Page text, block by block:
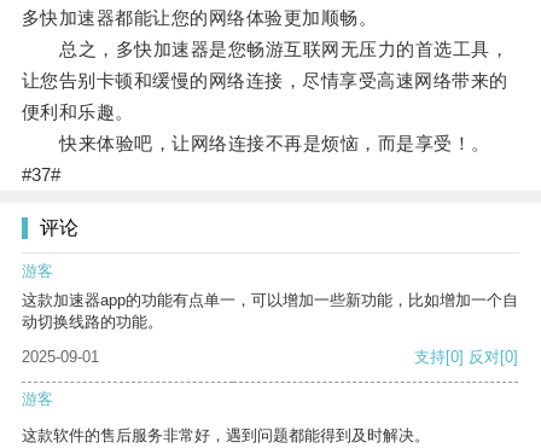
多快加速器都能让您的网络体验更加顺畅。
总之，多快加速器是您畅游互联网无压力的首选工具，
让您告别卡顿和缓慢的网络连接，尽情享受高速网络带来的
便利和乐趣。
快来体验吧，让网络连接不再是烦恼，而是享受！。
#37#
评论
游客
这款加速器app的功能有点单一，可以增加一些新功能，比如增加一个自
动切换线路的功能。
2025-09-01
支持[0] 反对[0]
游客
这款软件的售后服务非常好，遇到问题都能得到及时解决。